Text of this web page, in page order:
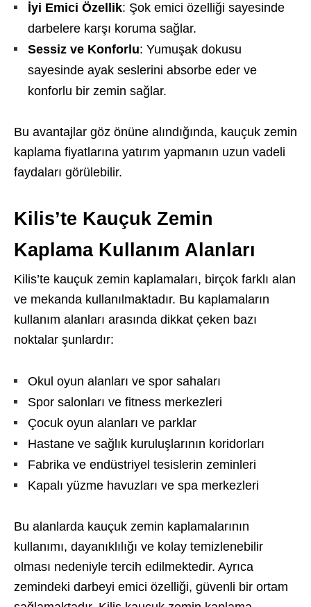
İyi Emici Özellik: Şok emici özelliği sayesinde
darbelere karşı koruma sağlar.
Sessiz ve Konforlu: Yumuşak dokusu
sayesinde ayak seslerini absorbe eder ve
konforlu bir zemin sağlar.
Bu avantajlar göz önüne alındığında, kauçuk zemin
kaplama fiyatlarına yatırım yapmanın uzun vadeli
faydaları görülebilir.
Kilis’te Kauçuk Zemin
Kaplama Kullanım Alanları
Kilis’te kauçuk zemin kaplamaları, birçok farklı alan
ve mekanda kullanılmaktadır. Bu kaplamaların
kullanım alanları arasında dikkat çeken bazı
noktalar şunlardır:
Okul oyun alanları ve spor sahaları
Spor salonları ve fitness merkezleri
Çocuk oyun alanları ve parklar
Hastane ve sağlık kuruluşlarının koridorları
Fabrika ve endüstriyel tesislerin zeminleri
Kapalı yüzme havuzları ve spa merkezleri
Bu alanlarda kauçuk zemin kaplamalarının
kullanımı, dayanıklılığı ve kolay temizlenebilir
olması nedeniyle tercih edilmektedir. Ayrıca
zemindeki darbeyi emici özelliği, güvenli bir ortam